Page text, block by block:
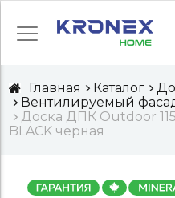
Главная Каталог
Вентилируемый
Доска ДПК Outdoor
BLACK черная